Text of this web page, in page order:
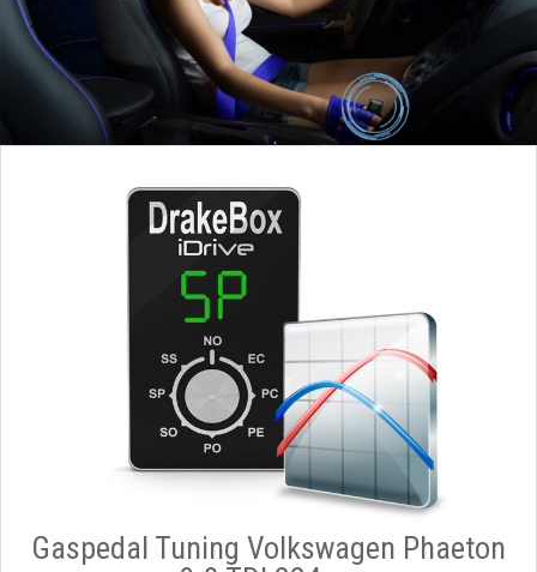
Gaspedal Tuning Volkswagen Phaeton